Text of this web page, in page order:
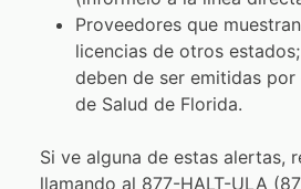
Proveedores que
licencias de otros
deben de ser emitidas
de Salud de Florida.
Si ve alguna de estas alertas,
llamando al 877-HALT-ULA